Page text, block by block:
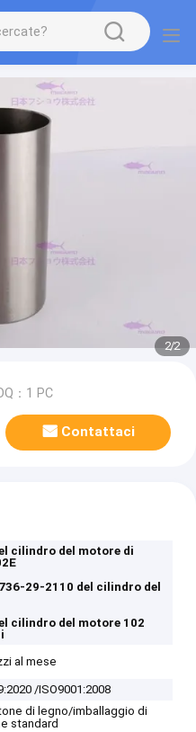
2/2
：1 PC
Contattaci
cilindro del motore di
29-2110 del cilindro del
cilindro del motore 102
al mese
/ISO9001:2008
di legno/imballaggio di
standard